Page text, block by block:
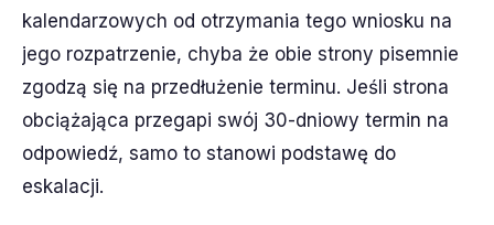
kalendarzowych od otrzymania tego wniosku na
jego rozpatrzenie, chyba że obie strony pisemnie
zgodzą się na przedłużenie terminu. Jeśli strona
obciążająca przegapi swój 30-dniowy termin na
odpowiedź, samo to stanowi podstawę do
eskalacji.